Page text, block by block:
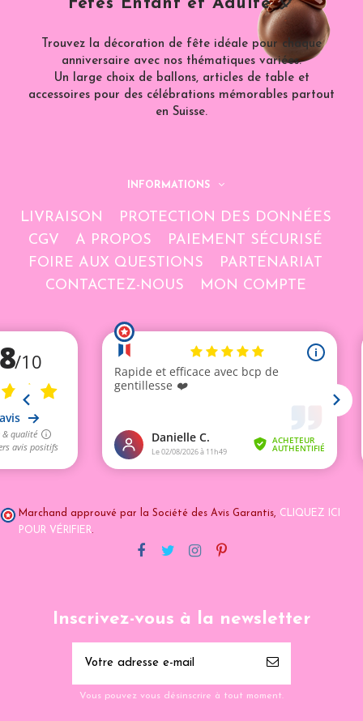
Fêtes Enfant et Adulte 🎈
Trouvez la décoration de fête idéale pour chaque
anniversaire avec nos thématiques variées.
Un large choix de ballons, articles de table et
accessoires pour des célébrations mémorables partout
en Suisse.
INFORMATIONS
LIVRAISON
PROTECTION DES DONNÉES
CGV
A PROPOS
PAIEMENT SÉCURISÉ
FOIRE AUX QUESTIONS
PARTENARIAT
CONTACTEZ-NOUS
MON COMPTE
Marchand approuvé par la Société des Avis Garantis, CLIQUEZ ICI
POUR VÉRIFIER.
Inscrivez-vous à la newsletter
Vous pouvez vous désinscrire à tout moment.